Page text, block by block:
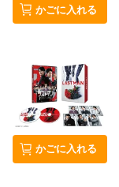
かごに入れる
かごに入れる